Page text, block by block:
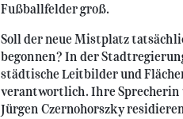
Fußballfelder groß.
Soll der neue Mistplatz
begonnen? In der
städtische Leitbilder und
verantwortlich. Ihre Sprecherin
Jürgen Czernohorszky